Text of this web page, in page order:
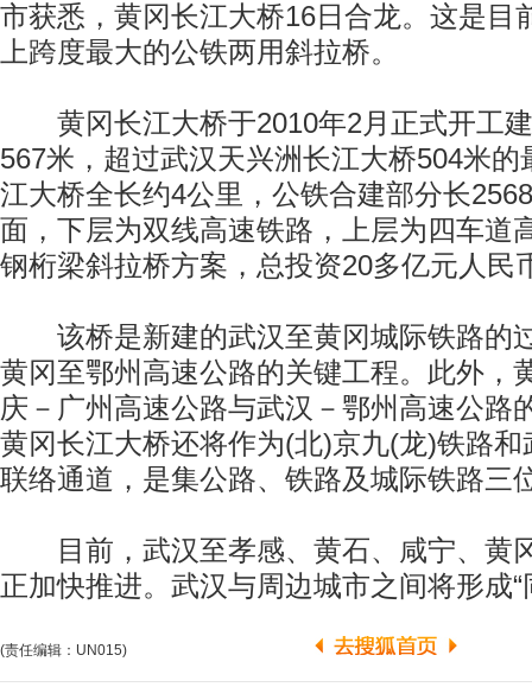
市获悉，黄冈长江大桥16日合龙。这是目
上跨度最大的公铁两用斜拉桥。
黄冈长江大桥于2010年2月正式开工建
567米，超过武汉天兴洲长江大桥504米的
江大桥全长约4公里，公铁合建部分长
面，下层为双线高速铁路，上层为四车道
钢桁梁斜拉桥方案，总投资20多亿元人民
该桥是新建的武汉至黄冈城际铁路的
黄冈至鄂州高速公路的关键工程。此外，
庆－广州高速公路与武汉－鄂州高速公路
黄冈长江大桥还将作为(北)京九(龙)铁路
联络通道，是集公路、铁路及城际铁路三
目前，武汉至孝感、黄石、咸宁、黄
正加快推进。武汉与周边城市之间将形成“
(责任编辑：UN015)